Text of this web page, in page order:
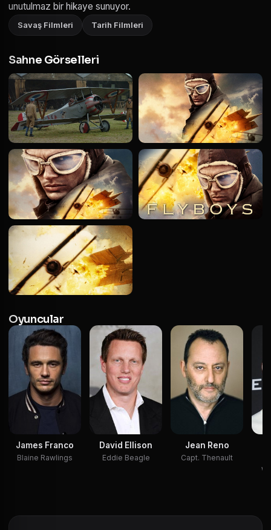
unutulmaz bir hikaye sunuyor.
Savaş Filmleri Tarih Filmleri
Sahne Görselleri
Oyuncular
James Franco
Blaine Rawlings
David Ellison
Eddie Beagle
Jean Reno
Capt. Thenault